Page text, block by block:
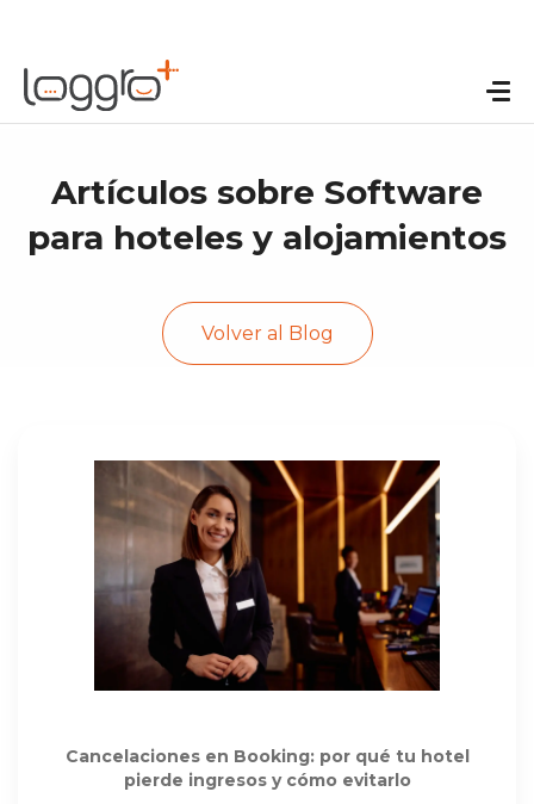
Artículos sobre Software
para hoteles y alojamientos
Volver al Blog
Cancelaciones en Booking: por qué tu hotel
pierde ingresos y cómo evitarlo